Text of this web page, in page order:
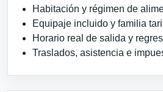
Habitación y régimen de
Equipaje incluido y familia
Horario real de salida y
Traslados, asistencia e